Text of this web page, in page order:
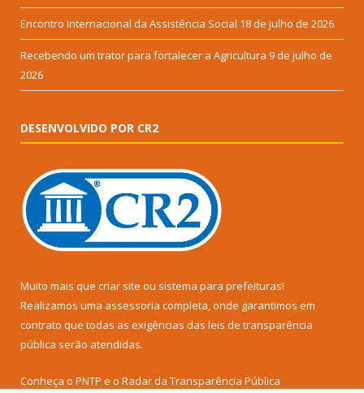
Encontro Internacional da Assistência Social 18 de julho de 2026
Recebendo um trator para fortalecer a Agricultura 9 de julho de
2026
DESENVOLVIDO POR CR2
Muito mais que criar site ou sistema para prefeituras!
Realizamos uma assessoria completa, onde garantimos em
contrato que todas as exigências das leis de transparência
pública serão atendidas.
Conheça o PNTP e o Radar da Transparência Pública